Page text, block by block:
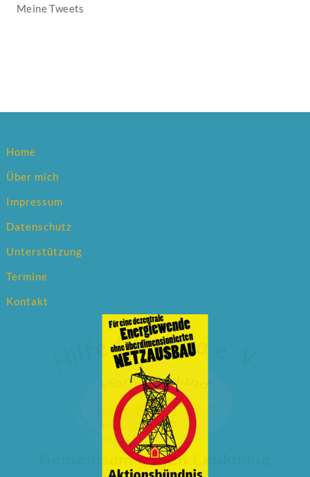
Meine Tweets
Home
Über mich
Impressum
Datenschutz
Unterstützung
Termine
Kontakt